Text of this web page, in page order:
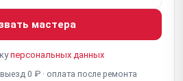
пульта / сенсорный экран
тела (body scan) /
мастера
персональных данных
0 ₽ · оплата после ремонта